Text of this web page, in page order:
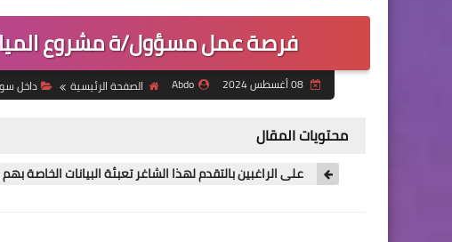
فرصة عمل مسؤول/ة مشروع
08 أغسطس 2024 Abdo الصفحة الرئيسية داخل
محتويات المقال
على الراغبين بالتقدم لهذا الشاغر تعبئة البيانات الخاصة